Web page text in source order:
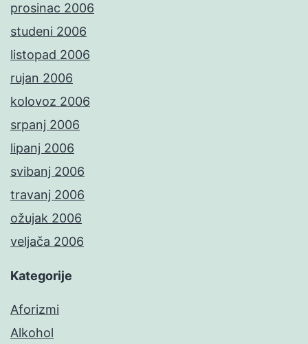
prosinac 2006
studeni 2006
listopad 2006
rujan 2006
kolovoz 2006
srpanj 2006
lipanj 2006
svibanj 2006
travanj 2006
ožujak 2006
veljača 2006
Kategorije
Aforizmi
Alkohol